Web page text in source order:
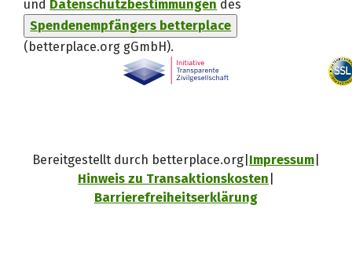
und Datenschutzbestimmungen des
Spendenempfängers betterplace
(betterplace.org gGmbH).
Bereitgestellt durch betterplace.org Impressum
Hinweis zu Transaktionskosten
Barrierefreiheitserklärung